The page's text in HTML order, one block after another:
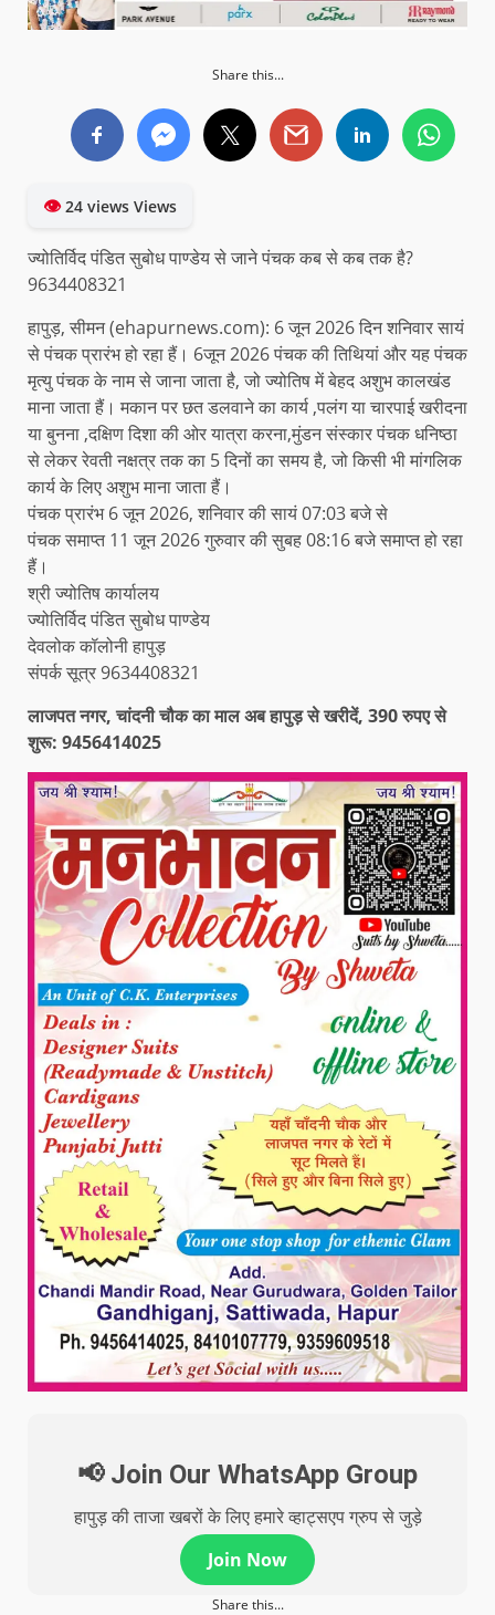
Share this...
👁24 views Views
ज्योतिर्विद पंडित सुबोध पाण्डेय से जाने पंचक कब से कब तक है?
9634408321
हापुड़, सीमन (ehapurnews.com): 6 जून 2026 दिन शनिवार सायं
से पंचक प्रारंभ हो रहा हैं। 6जून 2026 पंचक की तिथियां और यह पंचक
मृत्यु पंचक के नाम से जाना जाता है, जो ज्योतिष में बेहद अशुभ कालखंड
माना जाता हैं। मकान पर छत डलवाने का कार्य ,पलंग या चारपाई खरीदना
या बुनना ,दक्षिण दिशा की ओर यात्रा करना,मुंडन संस्कार पंचक धनिष्ठा
से लेकर रेवती नक्षत्र तक का 5 दिनों का समय है, जो किसी भी मांगलिक
कार्य के लिए अशुभ माना जाता हैं।
पंचक प्रारंभ 6 जून 2026, शनिवार की सायं 07:03 बजे से
पंचक समाप्त 11 जून 2026 गुरुवार की सुबह 08:16 बजे समाप्त हो रहा
हैं।
श्री ज्योतिष कार्यालय
ज्योतिर्विद पंडित सुबोध पाण्डेय
देवलोक कॉलोनी हापुड़
संपर्क सूत्र 9634408321
लाजपत नगर, चांदनी चौक का माल अब हापुड़ से खरीदें, 390 रुपए से
शुरू: 9456414025
📢 Join Our WhatsApp Group
हापुड़ की ताजा खबरों के लिए हमारे व्हाट्सएप ग्रुप से जुड़े
Join Now
Share this...